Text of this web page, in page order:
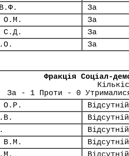
За
О.М.
За
С.Д.
За
За
Фракція Соціал-
За - 1 Проти - 0
О.Р.
Відсутній
Відсутній
Відсутній
В.М.
Відсутній